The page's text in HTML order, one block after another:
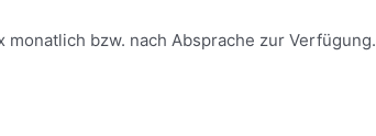
bzw. nach Absprache zur Verfügung.